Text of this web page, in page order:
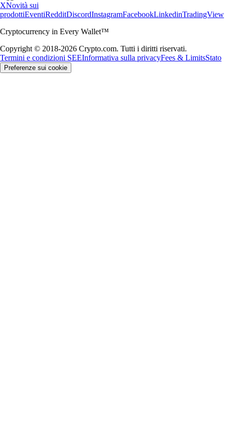
XNovità sui
prodottiEventiRedditDiscordInstagramFacebookLinkedinTradingView
Cryptocurrency in Every Wallet™
Copyright © 2018-2026 Crypto.com. Tutti i diritti riservati.
Termini e condizioni SEEInformativa sulla privacyFees & LimitsStato
Preferenze sui cookie